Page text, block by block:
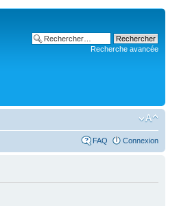
Recherche avancée
FAQ Connexion